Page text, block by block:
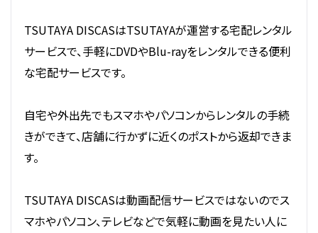
TSUTAYA DISCASはTSUTAYAが運営する宅配レンタル
サービスで、手軽にDVDやBlu-rayをレンタルできる便利
な宅配サービスです。
自宅や外出先でもスマホやパソコンからレンタルの手続
きができて、店舗に行かずに近くのポストから返却できま
す。
TSUTAYA DISCASは動画配信サービスではないのでス
マホやパソコン、テレビなどで気軽に動画を見たい人に